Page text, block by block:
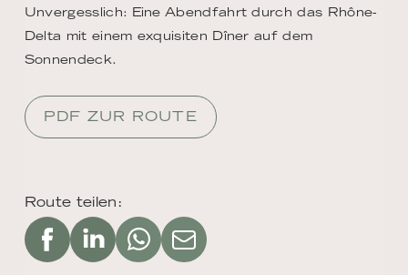
Route teilen:
Unvergesslich: Eine Abendfahrt durch das Rhône-
Delta mit einem exquisiten Dîner auf dem
Sonnendeck.
PDF ZUR ROUTE